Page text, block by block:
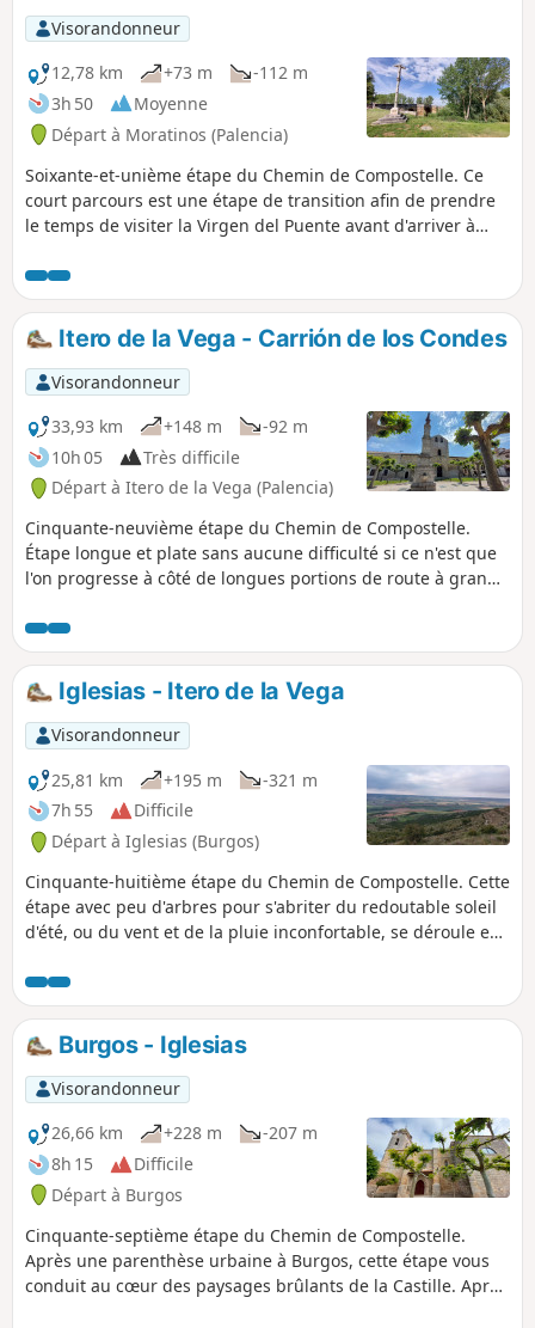
Visorandonneur
12,78 km
+73 m
-112 m
3h 50
Moyenne
Départ à Moratinos (Palencia)
Soixante-et-unième étape du Chemin de Compostelle. Ce
court parcours est une étape de transition afin de prendre
le temps de visiter la Virgen del Puente avant d'arriver à
monastères . Prendre le temps aussi de se reposer après
les longues étapes précédentes afin de se préparer à
affronter les longues étapes suivantes.
Itero de la Vega - Carrión de los Condes
Visorandonneur
33,93 km
+148 m
-92 m
10h 05
Très difficile
Départ à Itero de la Vega (Palencia)
Cinquante-neuvième étape du Chemin de Compostelle.
Étape longue et plate sans aucune difficulté si ce n'est que
l'on progresse à côté de longues portions de route à grande
traverserez plusieurs villes et villages dont ceux de Boadilla
del Camino avec son Rollo gothique et de Frómista où vous
pourrez contempler la quadruple écluse du Canal de
Castilla. Après être entré dans la communauté autonome de
Castille-et-León, vous découvrez la ville de Carrión de los
Condes avec son extraordinaire Église de Santa María del
Camino et sa vieille ville.
Iglesias - Itero de la Vega
Visorandonneur
25,81 km
+195 m
-321 m
7h 55
Difficile
Départ à Iglesias (Burgos)
Cinquante-huitième étape du Chemin de Compostelle. Cette
étape avec peu d'arbres pour s'abriter du redoutable soleil
d'été, ou du vent et de la pluie inconfortable, se déroule en
céréales. Après le passage sous les arches de San Antón,
vous traversez le village de Castrojeriz et après l'ascension
du Teso de Mostelares, vous arrivez au village d'Itero de la
Vega.Burgos - Iglesias
Visorandonneur
26,66 km
+228 m
-207 m
8h 15
Difficile
Départ à Burgos
Cinquante-septième étape du Chemin de Compostelle.
Après une parenthèse urbaine à Burgos, cette étape vous
conduit au cœur des paysages brûlants de la Castille. Après